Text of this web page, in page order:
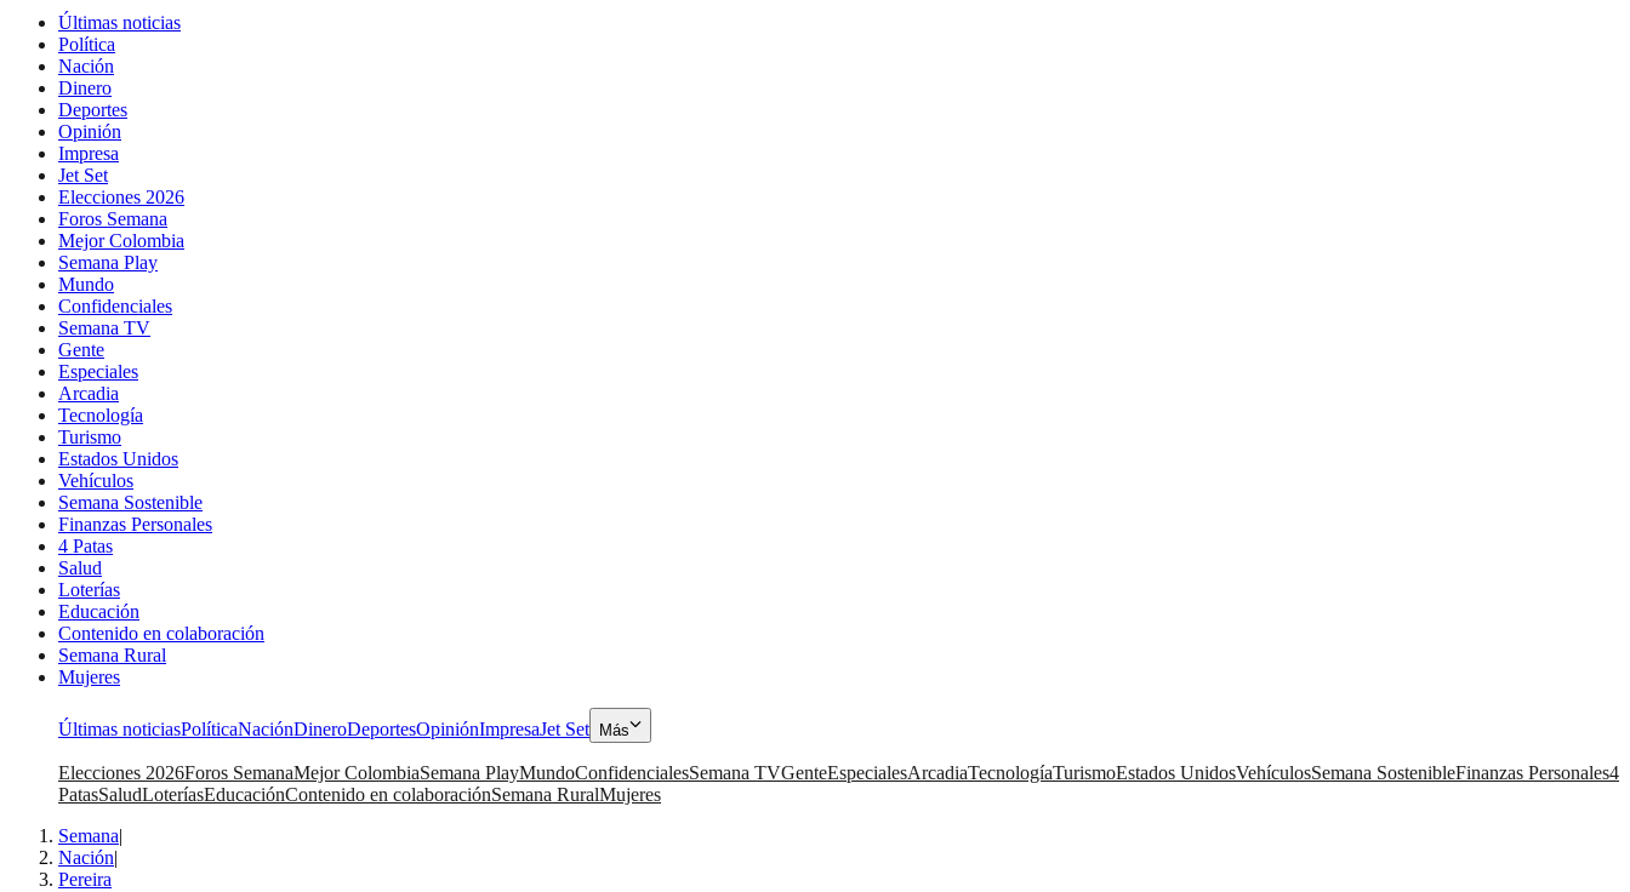
Últimas noticias
Política
Nación
Dinero
Deportes
Opinión
Impresa
Jet Set
Elecciones 2026
Foros Semana
Mejor Colombia
Semana Play
Mundo
Confidenciales
Semana TV
Gente
Especiales
Arcadia
Tecnología
Turismo
Estados Unidos
Vehículos
Semana Sostenible
Finanzas Personales
4 Patas
Salud
Loterías
Educación
Contenido en colaboración
Semana Rural
Mujeres
Últimas noticiasPolíticaNaciónDineroDeportesOpiniónImpresaJet Set Más
Elecciones 2026Foros SemanaMejor ColombiaSemana PlayMundoConfidencialesSemana TVGenteEspecialesArcadiaTecnologíaTurismoEstados UnidosVehículosSemana SostenibleFinanzas Personales4
PatasSaludLoteríasEducaciónContenido en colaboraciónSemana RuralMujeres
Semana|
Nación|
Pereira